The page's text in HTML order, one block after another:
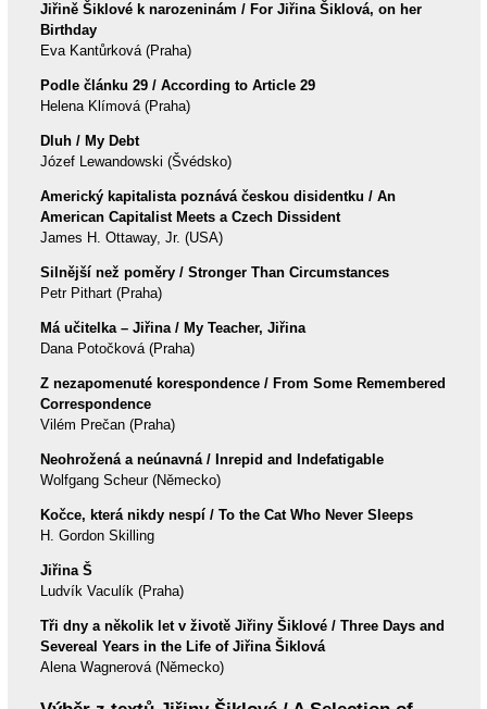
Jiřině Šiklové k narozeninám / For Jiřina Šiklová, on her
Birthday
Eva Kantůrková (Praha)
Podle článku 29 / According to Article 29
Helena Klímová (Praha)
Dluh / My Debt
Józef Lewandowski (Švédsko)
Americký kapitalista poznává českou disidentku / An
American Capitalist Meets a Czech Dissident
James H. Ottaway, Jr. (USA)
Silnější než poměry / Stronger Than Circumstances
Petr Pithart (Praha)
Má učitelka – Jiřina / My Teacher, Jiřina
Dana Potočková (Praha)
Z nezapomenuté korespondence / From Some Remembered
Correspondence
Vilém Prečan (Praha)
Neohrožená a neúnavná / Inrepid and Indefatigable
Wolfgang Scheur (Německo)
Kočce, která nikdy nespí / To the Cat Who Never Sleeps
H. Gordon Skilling
Jiřina Š
Ludvík Vaculík (Praha)
Tři dny a několik let v životě Jiřiny Šiklové / Three Days and
Severeal Years in the Life of Jiřina Šiklová
Alena Wagnerová (Německo)